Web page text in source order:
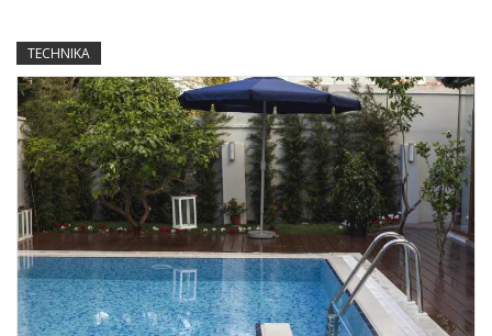
TECHNIKA